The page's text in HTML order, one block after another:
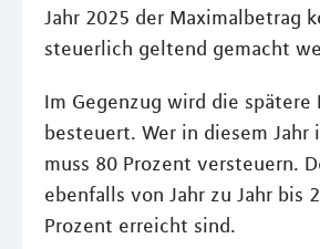
Jahr 2025 der Maximalbetrag
steuerlich geltend gemacht
Im Gegenzug wird die spätere
besteuert. Wer in diesem Jahr
muss 80 Prozent versteuern.
ebenfalls von Jahr zu Jahr bis
Prozent erreicht sind.